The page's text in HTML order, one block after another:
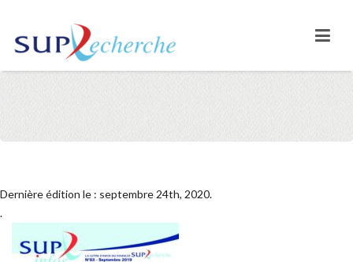
Dernière édition le : septembre 24th, 2020.
.